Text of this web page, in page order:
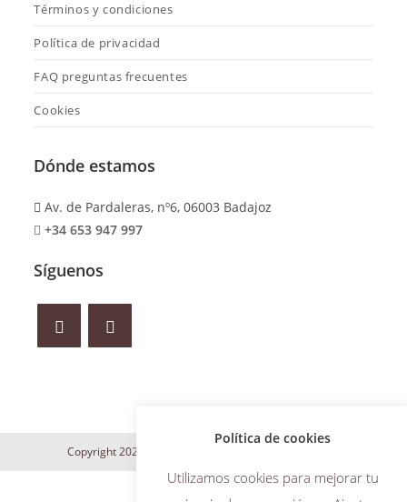
Términos y condiciones
Política de privacidad
FAQ preguntas frecuentes
Cookies
Dónde estamos
Av. de Pardaleras, nº6, 06003 Badajoz
+34 653 947 997
Síguenos
Copyright 2024 Maite Iñesta | Desarrollo web
Política de cookies
Utilizamos cookies para mejorar tu